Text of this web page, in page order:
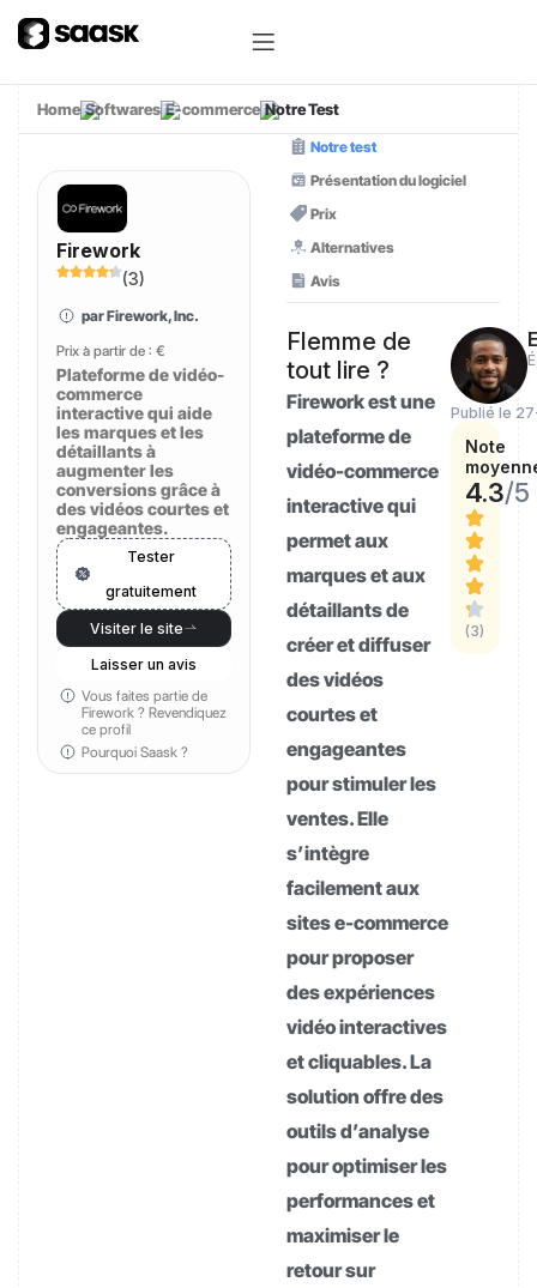
Home Softwares E-commerce Notre Test
Firework
(3)
par Firework, Inc.
Prix à partir de : €
Plateforme de vidéo-
commerce
interactive qui aide
les marques et les
détaillants à
augmenter les
conversions grâce à
des vidéos courtes et
engageantes.
Tester
gratuitement
Visiter le site
Laisser un avis
Vous faites partie de
Firework ?Revendiquez
ce profil
Pourquoi Saask ?
Notre test
Présentation du logiciel
Prix
Alternatives
Avis
Flemme de
tout lire ?
Firework est une
plateforme de
vidéo-commerce
interactive qui
permet aux
marques et aux
détaillants de
créer et diffuser
des vidéos
courtes et
engageantes
pour stimuler les
ventes. Elle
s’intègre
facilement aux
sites e-commerce
pour proposer
des expériences
vidéo interactives
et cliquables. La
solution offre des
outils d’analyse
pour optimiser les
performances et
maximiser le
retour sur
Publié le
Note
4.3/5
(3)